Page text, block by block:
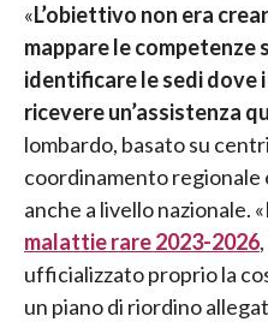
«L’obiettivo non era
mappare le
identificare le sedi dove
ricevere un’assistenza
lombardo, basato su
coordinamento
anche a livello nazionale.
malattie rare 2023-2026
ufficializzato proprio la
un piano di riordino